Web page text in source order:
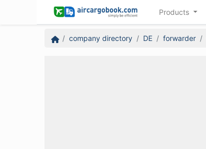
Products
company directory DE forwarder